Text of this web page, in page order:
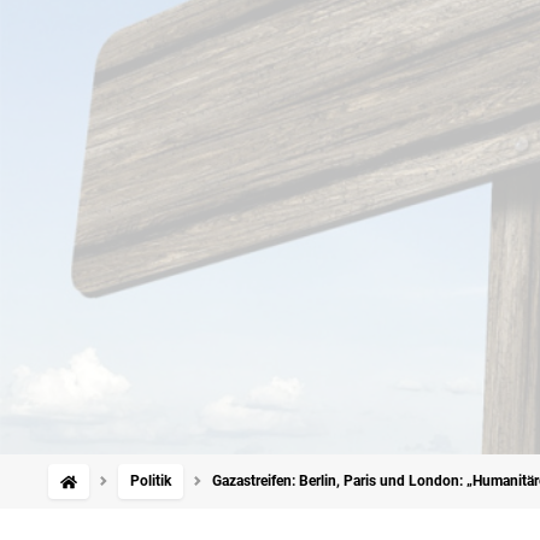
Politik Gazastreifen: Berlin, Paris und London: